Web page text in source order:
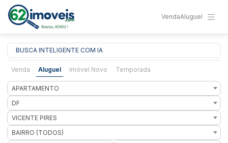
VendaAluguel
BUSCA INTELIGENTE COM IA
Venda Aluguel Imóvel Novo Temporada
APARTAMENTO
DF
VICENTE PIRES
BAIRRO (TODOS)